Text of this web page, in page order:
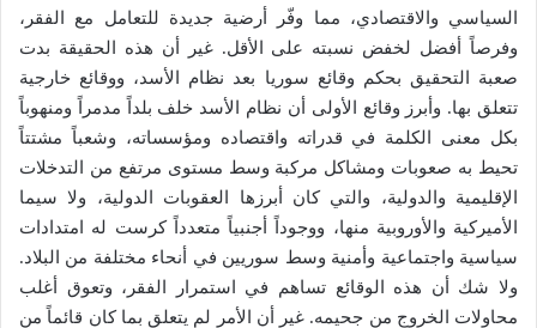
السياسي والاقتصادي، مما وفّر أرضية جديدة للتعامل مع الفقر،
وفرصاً أفضل لخفض نسبته على الأقل. غير أن هذه الحقيقة بدت
صعبة التحقيق بحكم وقائع سوريا بعد نظام الأسد، ووقائع خارجية
تتعلق بها. وأبرز وقائع الأولى أن نظام الأسد خلف بلداً مدمراً ومنهوباً
بكل معنى الكلمة في قدراته واقتصاده ومؤسساته، وشعباً مشتتاً
تحيط به صعوبات ومشاكل مركبة وسط مستوى مرتفع من التدخلات
الإقليمية والدولية، والتي كان أبرزها العقوبات الدولية، ولا سيما
الأميركية والأوروبية منها، ووجوداً أجنبياً متعدداً كرست له امتدادات
سياسية واجتماعية وأمنية وسط سوريين في أنحاء مختلفة من البلاد.
ولا شك أن هذه الوقائع تساهم في استمرار الفقر، وتعوق أغلب
محاولات الخروج من جحيمه. غير أن الأمر لم يتعلق بما كان قائماً من